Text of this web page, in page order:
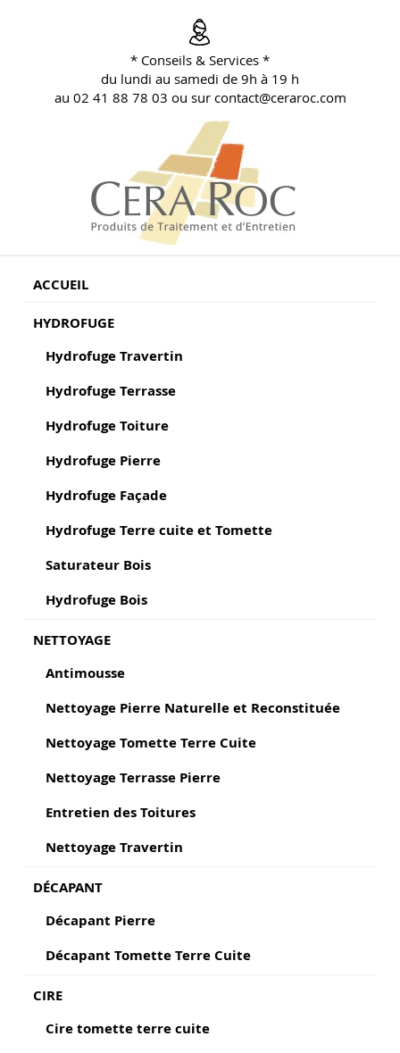
* Conseils & Services *
du lundi au samedi de 9h à 19 h
au 02 41 88 78 03 ou sur contact@ceraroc.com
ACCUEIL
HYDROFUGE
Hydrofuge Travertin
Hydrofuge Terrasse
Hydrofuge Toiture
Hydrofuge Pierre
Hydrofuge Façade
Hydrofuge Terre cuite et Tomette
Saturateur Bois
Hydrofuge Bois
NETTOYAGE
Antimousse
Nettoyage Pierre Naturelle et Reconstituée
Nettoyage Tomette Terre Cuite
Nettoyage Terrasse Pierre
Entretien des Toitures
Nettoyage Travertin
DÉCAPANT
Décapant Pierre
Décapant Tomette Terre Cuite
CIRE
Cire tomette terre cuite